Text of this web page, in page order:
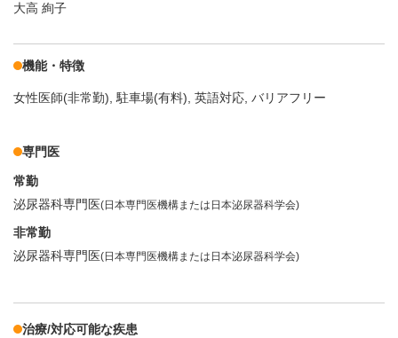
大高 絢子
機能・特徴
女性医師(非常勤) 駐車場(有料) 英語対応 バリアフリー
専門医
常勤
泌尿器科専門医(日本専門医機構または日本泌尿器科学会)
非常勤
泌尿器科専門医(日本専門医機構または日本泌尿器科学会)
治療/対応可能な疾患